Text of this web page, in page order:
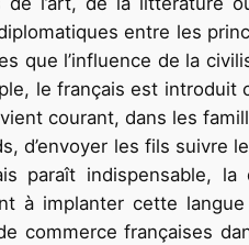
entre les
que l’influence de la
le français est introduit
courant, dans les
d’envoyer les fils suivre
paraît indispensable,
à implanter cette
commerce françaises